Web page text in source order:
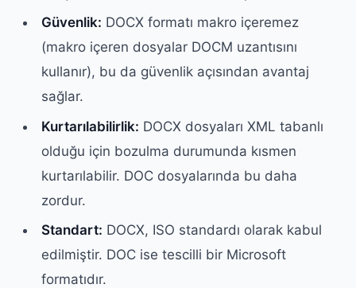
Güvenlik: DOCX formatı makro içeremez
(makro içeren dosyalar DOCM uzantısını
kullanır), bu da güvenlik açısından avantaj
sağlar.
Kurtarılabilirlik: DOCX dosyaları XML tabanlı
olduğu için bozulma durumunda kısmen
kurtarılabilir. DOC dosyalarında bu daha
zordur.
Standart: DOCX, ISO standardı olarak kabul
edilmiştir. DOC ise tescilli bir Microsoft
formatıdır.